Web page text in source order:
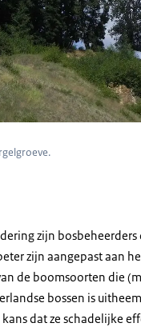
zijn bosbeheerders
zijn aangepast aan
de boomsoorten die
bossen is
dat ze schadelijke